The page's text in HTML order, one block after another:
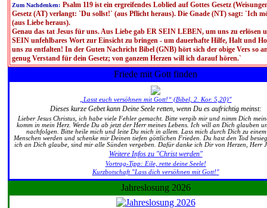
Zum Nachdenken: Psalm 119 ist ein ergreifendes Loblied auf Gottes Gesetz
Gesetz (AT) verlangt: `Du sollst!` (aus Pflicht heraus). Die Gnade (NT) sagt: `Ich
(aus Liebe heraus).
Genau das tat Jesus für uns. Aus Liebe gab ER SEIN LEBEN, um uns zu erlösen
SEIN unfehlbares Wort zur Einsicht zu bringen - um dauerhafte Hilfe, Halt und
uns zu entfalten! In der Guten Nachricht Bibel (GNB) hört sich der obige Vers so
genug Verstand für dein Gesetz; von ganzem Herzen will ich darauf hören.`
Friede mit Gott finden
„Lasst euch versöhnen mit Gott!“ (Bibel, 2. Kor. 5,20)"
Dieses kurze Gebet kann Deine Seele retten, wenn Du es aufrichtig meinst:
Lieber Jesus Christus, ich habe viele Fehler gemacht. Bitte vergib mir und nimm Dich
komm in mein Herz. Werde Du ab jetzt der Herr meines Lebens. Ich will an Dich glauben
nachfolgen. Bitte heile mich und leite Du mich in allem. Lass mich durch Dich zu einem
Menschen werden und schenke mir Deinen tiefen göttlichen Frieden. Du hast den Tod
ich an Dich glaube, sind mir alle Sünden vergeben. Dafür danke ich Dir von Herzen, Herr
Weitere Infos zu "Christ werden"
Vortrag-Tipp: Eile, rette deine Seele!
Kurzbotschaft "Lass dich versöhnen mit Gott!"
Jahreslosung 2026